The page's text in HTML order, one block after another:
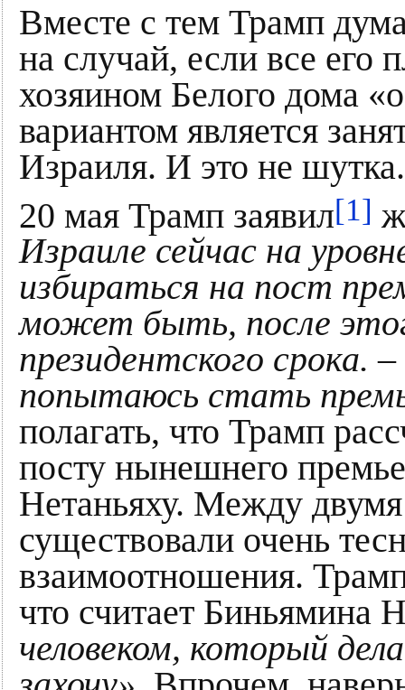
Вместе с тем Трамп
на случай, если все его
хозяином Белого дома
вариантом является
Израиля. И это не
20 мая Трамп заявил[1]
Израиле сейчас на
избираться на пост
может быть, после
президентского срока.
попытаюсь стать
полагать, что Трамп
посту нынешнего
Нетаньяху. Между
существовали очень
взаимоотношения.
что считает Биньямина
человеком, который